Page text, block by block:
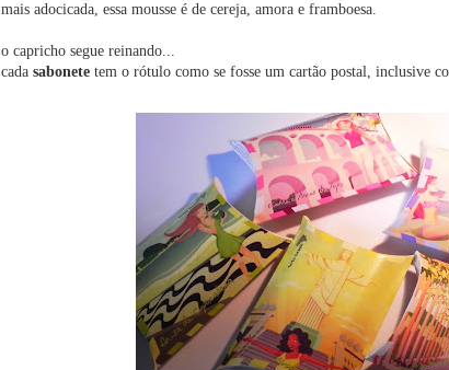
mais adocicada, essa mousse é de cereja, amora e framboesa.
o capricho segue reinando...
cada sabonete tem o rótulo como se fosse um cartão postal, inclusive